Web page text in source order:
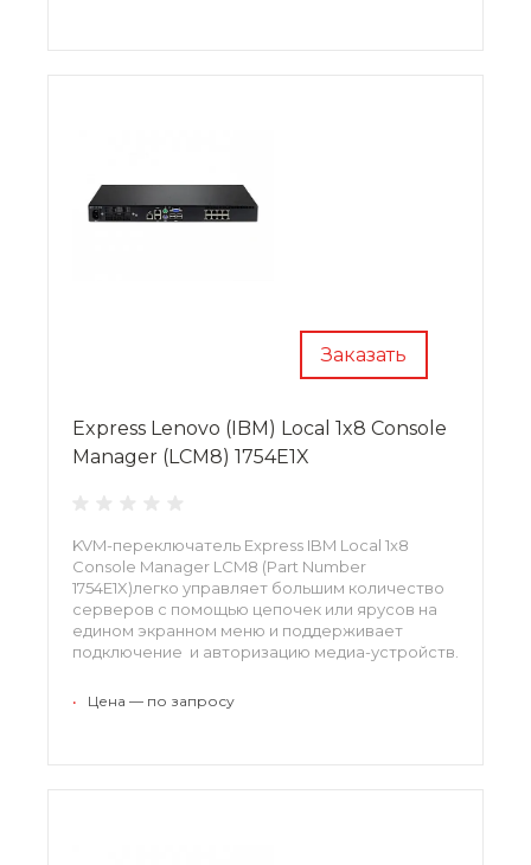
Заказать
Express Lenovo (IBM) Local 1x8 Console
Manager (LCM8) 1754E1X
KVM-переключатель Express IBM Local 1x8
Console Manager LCM8 (Part Number
1754E1X)легко управляет большим количество
серверов с помощью цепочек или ярусов на
едином экранном меню и поддерживает
подключение и авторизацию медиа-устройств.
• Цена — по запросу